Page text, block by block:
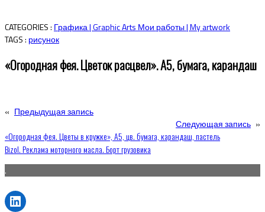
CATEGORIES : Графика | Graphic Arts Мои работы | My artwork
TAGS : рисунок
«Огородная фея. Цветок расцвел». А5, бумага, карандаш
« Предыдущая запись
Следующая запись »
Навигация
по
записям
«Огородная фея. Цветы в кружке», А5, цв. бумага, карандаш, пастель
Bizol. Реклама моторного масла. Борт грузовика
.
LinkedIn